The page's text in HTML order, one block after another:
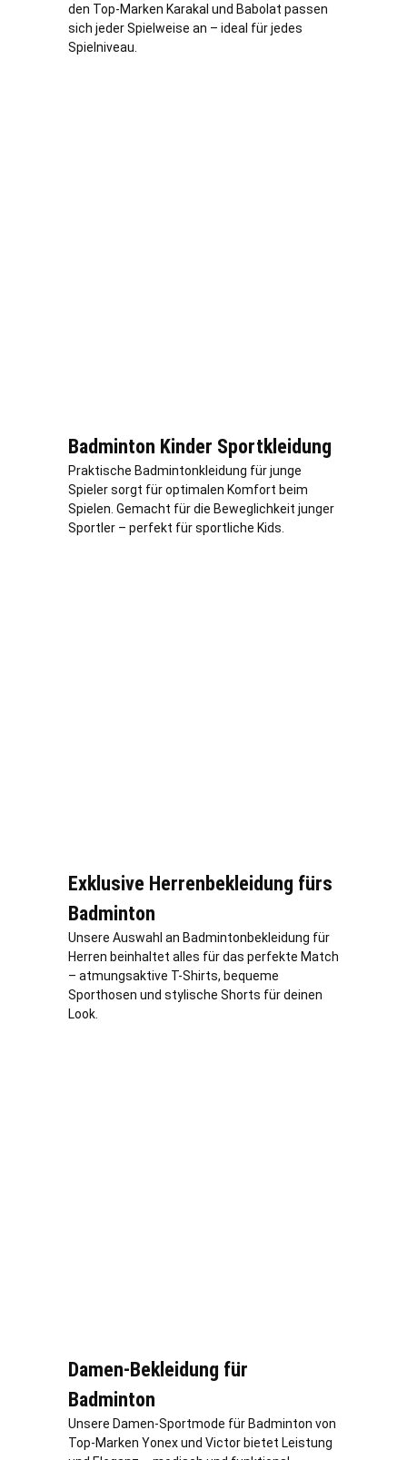
den Top-Marken Karakal und Babolat passen
sich jeder Spielweise an – ideal für jedes
Spielniveau.
Badminton Kinder Sportkleidung
Praktische Badmintonkleidung für junge
Spieler sorgt für optimalen Komfort beim
Spielen. Gemacht für die Beweglichkeit junger
Sportler – perfekt für sportliche Kids.
Exklusive Herrenbekleidung fürs
Badminton
Unsere Auswahl an Badmintonbekleidung für
Herren beinhaltet alles für das perfekte Match
– atmungsaktive T-Shirts, bequeme
Sporthosen und stylische Shorts für deinen
Look.
Damen-Bekleidung für
Badminton
Unsere Damen-Sportmode für Badminton von
Top-Marken Yonex und Victor bietet Leistung